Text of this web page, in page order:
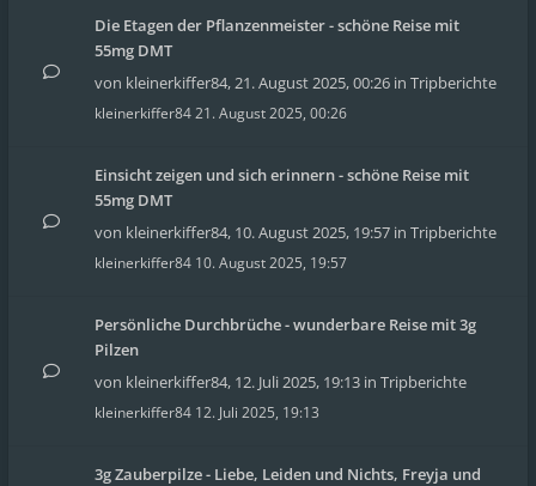
Die Etagen der Pflanzenmeister - schöne Reise mit
55mg DMT
von kleinerkiffer84,21. August 2025, 00:26 in Tripberichte
kleinerkiffer8421. August 2025, 00:26
Einsicht zeigen und sich erinnern - schöne Reise mit
55mg DMT
von kleinerkiffer84, 10. August 2025, 19:57 in Tripberichte
kleinerkiffer84 10. August 2025, 19:57
Persönliche Durchbrüche - wunderbare Reise mit 3g
Pilzen
von kleinerkiffer84, 12. Juli 2025, 19:13 in Tripberichte
kleinerkiffer84 12. Juli 2025, 19:13
3g Zauberpilze - Liebe, Leiden und Nichts, Freyja und